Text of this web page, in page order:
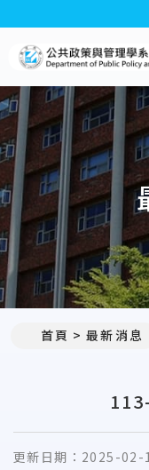
首頁 最新消息
更新日期： 2025-02-